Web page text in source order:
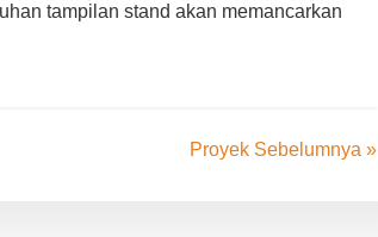
tampilan stand akan memancarkan
Proyek Sebelumnya »